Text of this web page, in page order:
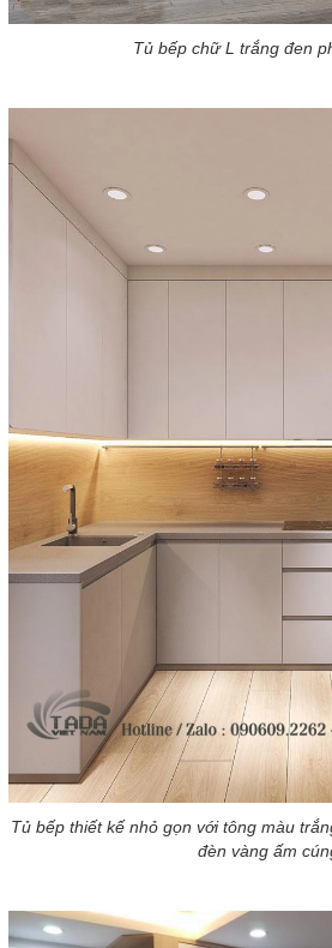
Tủ bếp chữ L trắng đen
Tủ bếp thiết kế nhỏ gọn với tông màu
đèn vàng ấm